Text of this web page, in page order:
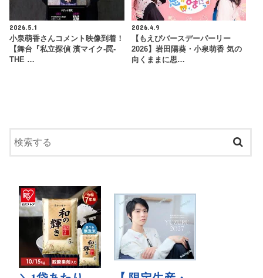
2026.5.1
小泉萌香さんコメント映像到着！
【舞台『私立探偵 濱マイク-罠-
THE …
2026.4.9
【もえぴバースデーパーリー
2026】岩田陽葵・小泉萌香 気の
向くままに思…